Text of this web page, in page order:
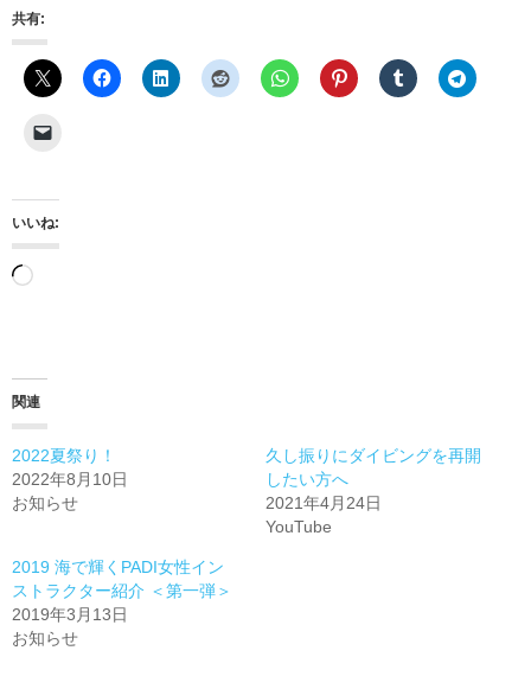
共有:
いいね:
読
み
中…
関連
2022夏祭り！
2022年8月10日
お知らせ
久し振りにダイビングを再開
したい方へ
2021年4月24日
YouTube
2019 海で輝くPADI女性イン
ストラクター紹介 ＜第一弾＞
2019年3月13日
お知らせ